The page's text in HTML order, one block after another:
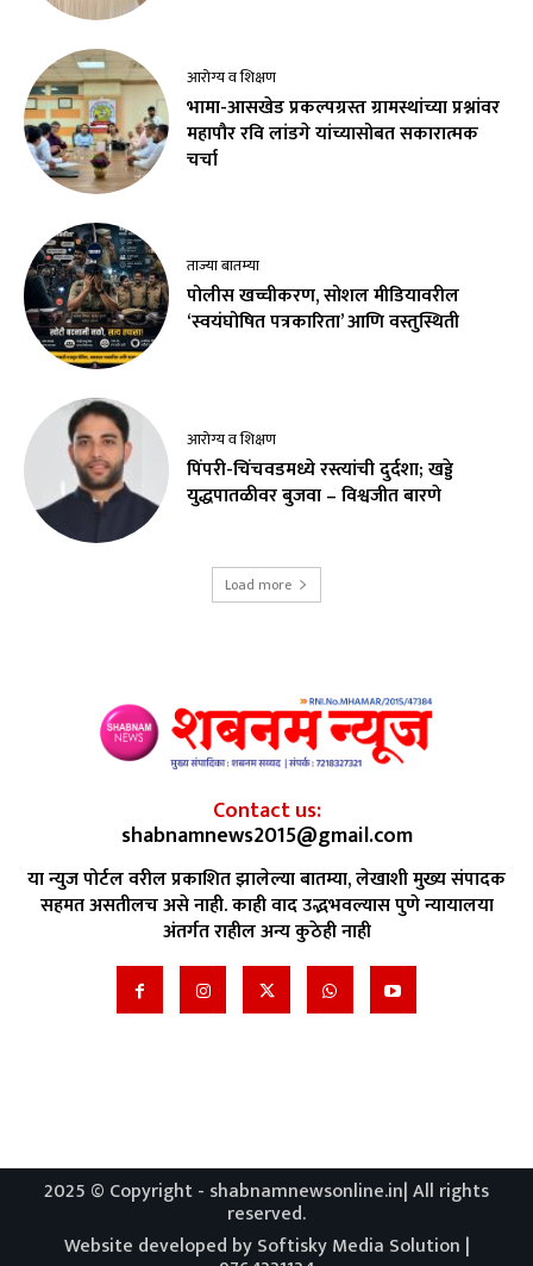
आरोग्य व शिक्षण
भामा-आसखेड प्रकल्पग्रस्त ग्रामस्थांच्या प्रश्नांवर
महापौर रवि लांडगे यांच्यासोबत सकारात्मक
चर्चा
ताज्या बातम्या
पोलीस खच्चीकरण, सोशल मीडियावरील
‘स्वयंघोषित पत्रकारिता’ आणि वस्तुस्थिती
आरोग्य व शिक्षण
पिंपरी-चिंचवडमध्ये रस्त्यांची दुर्दशा; खड्डे
युद्धपातळीवर बुजवा – विश्वजीत बारणे
Load more
Contact us:
shabnamnews2015@gmail.com
या न्युज पोर्टल वरील प्रकाशित झालेल्या बातम्या, लेखाशी मुख्य संपादक
सहमत असतीलच असे नाही. काही वाद उद्भभवल्यास पुणे न्यायालया
अंतर्गत राहील अन्य कुठेही नाही
2025 © Copyright - shabnamnewsonline.in| All rights
reserved.
Website developed by Softisky Media Solution |